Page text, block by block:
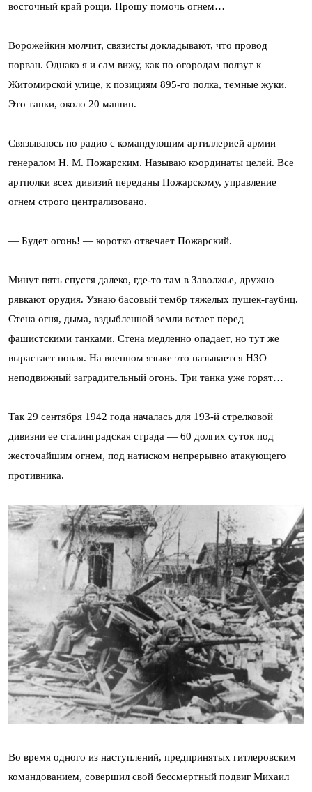
восточный край рощи. Прошу помочь огнем…
Ворожейкин молчит, связисты докладывают, что провод
порван. Однако я и сам вижу, как по огородам ползут к
Житомирской улице, к позициям 895-го полка, темные жуки.
Это танки, около 20 машин.
Связываюсь по радио с командующим артиллерией армии
генералом Н. М. Пожарским. Называю координаты целей. Все
артполки всех дивизий переданы Пожарскому, управление
огнем строго централизовано.
— Будет огонь! — коротко отвечает Пожарский.
Минут пять спустя далеко, где-то там в Заволжье, дружно
рявкают орудия. Узнаю басовый тембр тяжелых пушек-гаубиц.
Стена огня, дыма, вздыбленной земли встает перед
фашистскими танками. Стена медленно опадает, но тут же
вырастает новая. На военном языке это называется НЗО —
неподвижный заградительный огонь. Три танка уже горят…
Так 29 сентября 1942 года началась для 193-й стрелковой
дивизии ее сталинградская страда — 60 долгих суток под
жесточайшим огнем, под натиском непрерывно атакующего
противника.
Во время одного из наступлений, предпринятых гитлеровским
командованием, совершил свой бессмертный подвиг Михаил